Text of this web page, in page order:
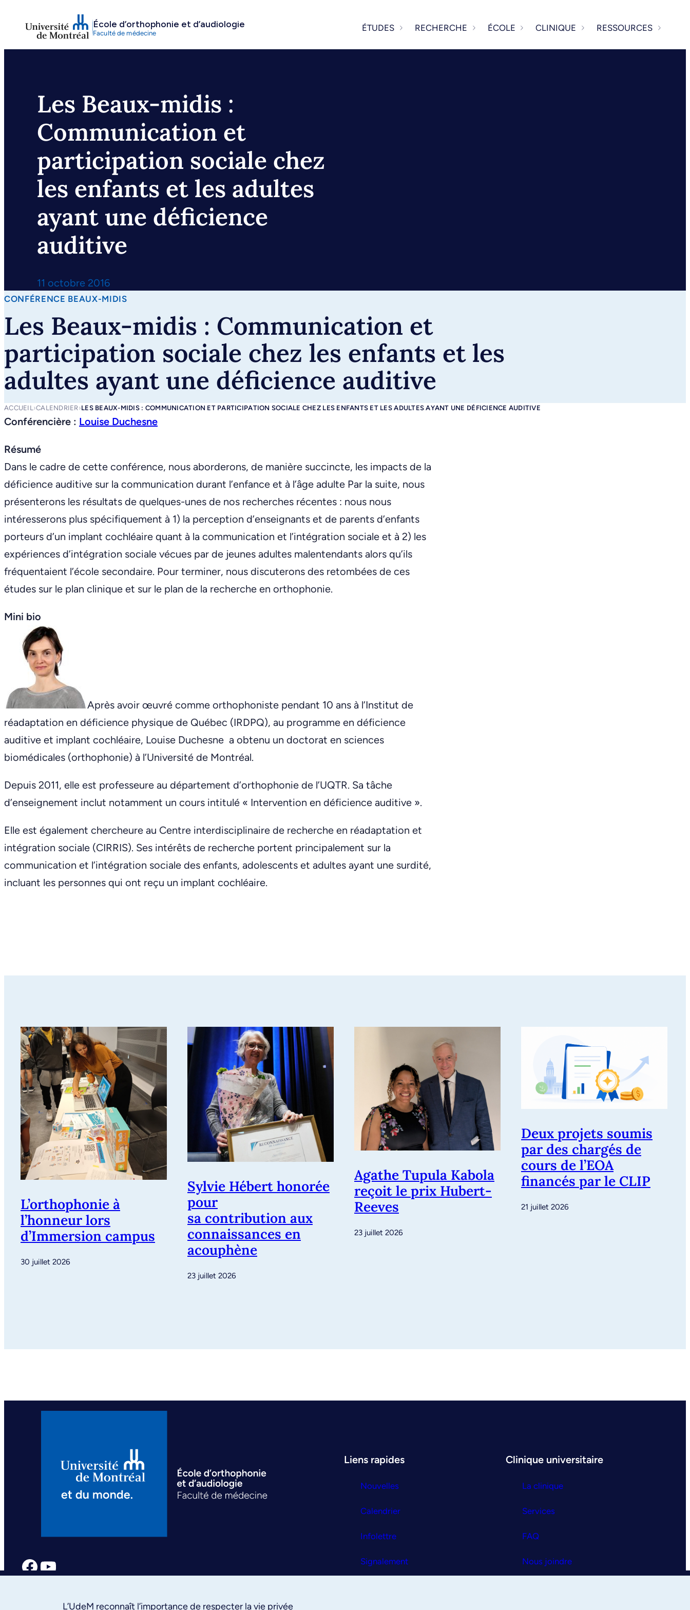
contenu
École d’orthophonie et d’audiologie
Faculté de médecine
ÉTUDES RECHERCHE ÉCOLE CLINIQUE RESSOURCES
Les Beaux-midis :
Communication et
participation sociale chez
les enfants et les adultes
ayant une déficience
auditive
11 octobre 2016
CONFÉRENCE BEAUX-MIDIS
Les Beaux-midis : Communication et
participation sociale chez les enfants et les
adultes ayant une déficience auditive
ACCUEIL ›CALENDRIER›LES BEAUX-MIDIS : COMMUNICATION ET PARTICIPATION SOCIALE CHEZ LES ENFANTS ET LES ADULTES AYANT UNE DÉFICIENCE AUDITIVE
Conférencière : Louise Duchesne
Résumé
Dans le cadre de cette conférence, nous aborderons, de manière succincte, les impacts de la
déficience auditive sur la communication durant l’enfance et à l’âge adulte Par la suite, nous
présenterons les résultats de quelques-unes de nos recherches récentes : nous nous
intéresserons plus spécifiquement à 1) la perception d’enseignants et de parents d’enfants
porteurs d’un implant cochléaire quant à la communication et l’intégration sociale et à 2) les
expériences d’intégration sociale vécues par de jeunes adultes malentendants alors qu’ils
fréquentaient l’école secondaire. Pour terminer, nous discuterons des retombées de ces
études sur le plan clinique et sur le plan de la recherche en orthophonie.
Mini bio
Après avoir œuvré comme orthophoniste pendant 10 ans à l’Institut de
réadaptation en déficience physique de Québec (IRDPQ), au programme en déficience
auditive et implant cochléaire, Louise Duchesne a obtenu un doctorat en sciences
biomédicales (orthophonie) à l’Université de Montréal.
Depuis 2011, elle est professeure au département d’orthophonie de l’UQTR. Sa tâche
d’enseignement inclut notamment un cours intitulé « Intervention en déficience auditive ».
Elle est également chercheure au Centre interdisciplinaire de recherche en réadaptation et
intégration sociale (CIRRIS). Ses intérêts de recherche portent principalement sur la
communication et l’intégration sociale des enfants, adolescents et adultes ayant une surdité,
incluant les personnes qui ont reçu un implant cochléaire.
L’orthophonie à
l’honneur lors
d’Immersion campus
30 juillet 2026
Sylvie Hébert honorée
pour
sa contribution aux
connaissances en
acouphène
23 juillet 2026
Agathe Tupula Kabola
reçoit le prix Hubert-
Reeves
23 juillet 2026
Deux projets soumis
par des chargés de
cours de l’EOA
financés par le CLIP
21 juillet 2026
Facebook YouTube
Liens rapides
Nouvelles
Calendrier
Infolettre
Signalement
Clinique universitaire
La clinique
Services
FAQ
Nous joindre
L’UdeM reconnaît l’importance de respecter la vie privée